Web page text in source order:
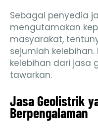
Sebagai penyedia
mengutamakan
masyarakat,
sejumlah
kelebihan dari jasa
tawarkan.
Jasa Geolistrik
Berpengalaman